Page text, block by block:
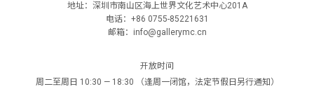
地址：深圳市南山区海上世界文化艺术中心201A
电话：+86 0755-85221631
邮箱：info@gallerymc.cn
开放时间
周二至周日 10:30 — 18:30 （逢周一闭馆，法定节假日另行通知）